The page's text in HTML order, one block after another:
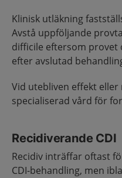
Klinisk utläkning
Avstå uppföljande
difficile eftersom provet
efter avslutad
Vid utebliven effekt eller
specialiserad vård för
Recidiverande CDI
Recidiv inträffar oftast
CDI-behandling, men